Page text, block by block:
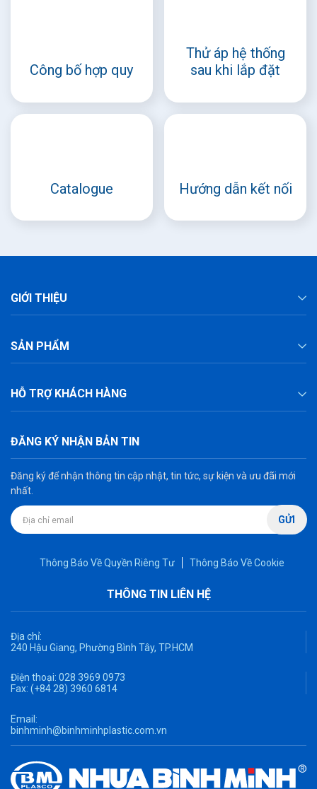
Công bố hợp quy
Thử áp hệ thống
sau khi lắp đặt
Catalogue Hướng dẫn kết nối
GIỚI THIỆU
SẢN PHẨM
HỖ TRỢ KHÁCH HÀNG
ĐĂNG KÝ NHẬN BẢN TIN
Đăng ký để nhận thông tin cập nhật, tin tức, sự kiện và ưu đãi mới
nhất.
GỬI
THÔNG TIN LIÊN HỆ
Thông Báo Về Quyền Riêng Tư Thông Báo Về Cookie
Địa chỉ:
240 Hậu Giang, Phường Bình Tây, TP.HCM
Điện thoại: 028 3969 0973
Fax: (+84 28) 3960 6814
Email:
binhminh@binhminhplastic.com.vn